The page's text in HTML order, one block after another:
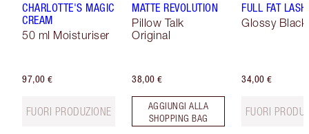
CHARLOTTE'S MAGIC
CREAM
50 ml Moisturiser
97,00 €
FUORI PRODUZIONE
MATTE REVOLUTION
Pillow Talk
Original
38,00 €
AGGIUNGI ALLA
SHOPPING BAG
FULL FAT
Glossy Black
34,00 €
FUORI